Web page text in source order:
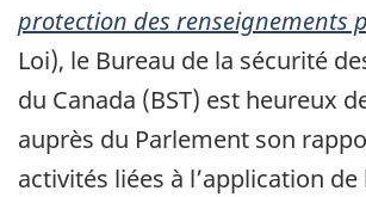
protection des renseignements
Loi), le Bureau de la sécurité
du Canada (BST) est heureux
auprès du Parlement son
activités liées à l’application de